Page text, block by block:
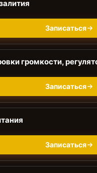
Записаться
громкости,
Записаться
Записаться